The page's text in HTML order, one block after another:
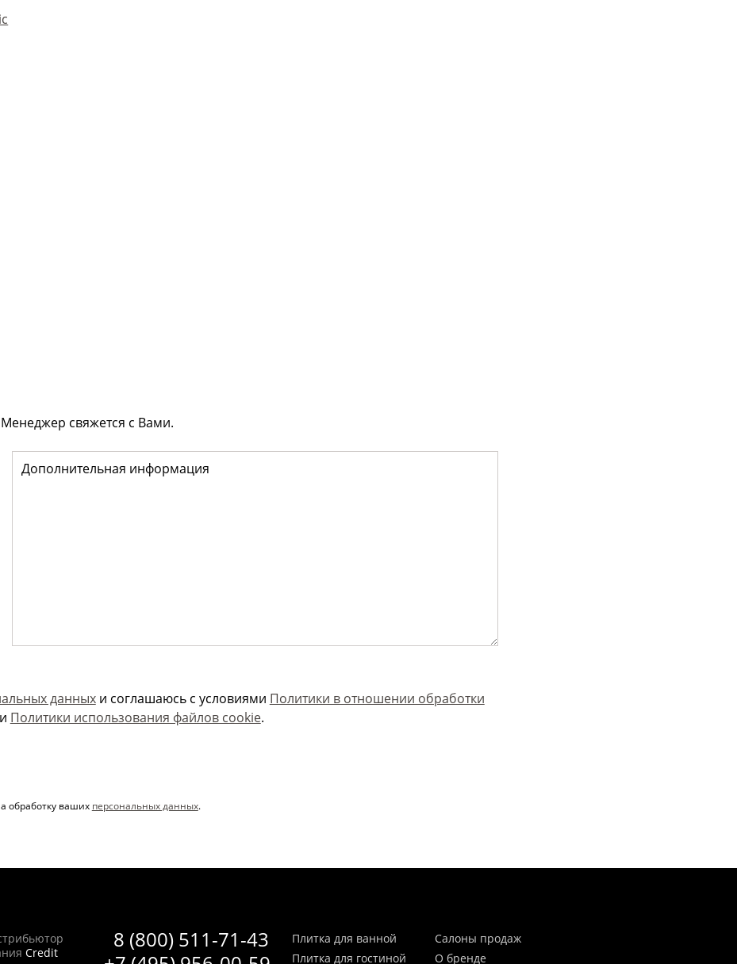
свяжется с Вами.
Дополнительная информация
данныхи соглашаюсь с условиями Политики в отношении обработки
и Политики использования файлов cookie.
обработку ваших персональных данных.
8 (800) 511-71-43
Credit
Плитка для ванной
Плитка для гостиной
Салоны продаж
О бренде